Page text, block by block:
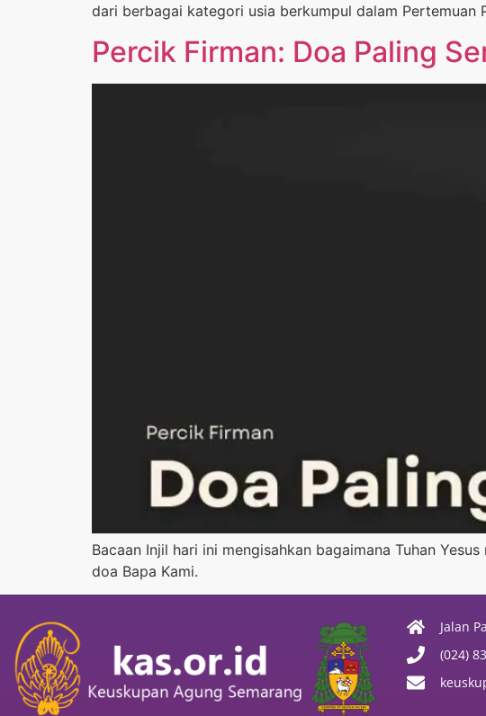
dari berbagai kategori usia berkumpul dalam Pertemuan
Percik Firman: Doa Paling
Bacaan Injil hari ini mengisahkan bagaimana Tuhan
doa Bapa Kami.
Jalan
(024)